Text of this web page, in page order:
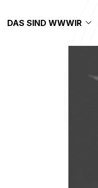
DAS SIND WWWIR